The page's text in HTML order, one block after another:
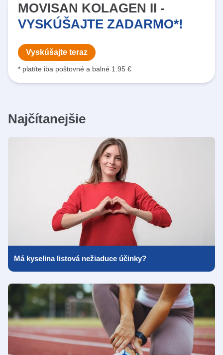
MOVISAN KOLAGEN II -
VYSKÚŠAJTE ZADARMO*!
Vyskúšajte teraz
* platíte iba poštovné a balné 1.95 €
Najčítanejšie
Má kyselina listová nežiaduce účinky?